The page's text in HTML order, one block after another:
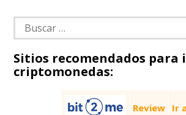
Buscar:
Sitios recomendados
criptomonedas:
Review Ir